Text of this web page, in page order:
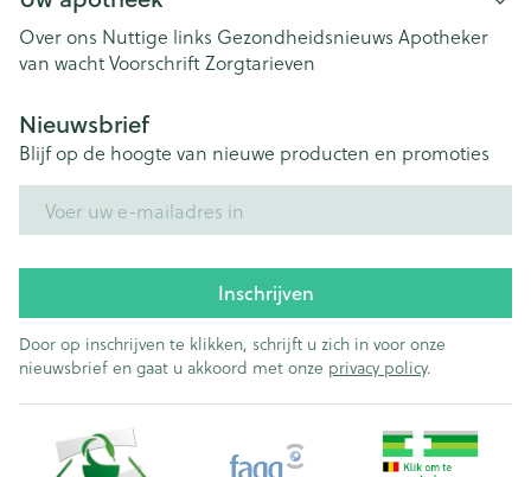
Over ons Nuttige links Gezondheidsnieuws Apotheker
van wachtVoorschriftZorgtarieven
Nieuwsbrief
Blijf op de hoogte van nieuwe producten en promoties
Inschrijven
Door op inschrijven te klikken, schrijft u zich in voor onze
nieuwsbrief en gaat u akkoord met onze privacy policy.